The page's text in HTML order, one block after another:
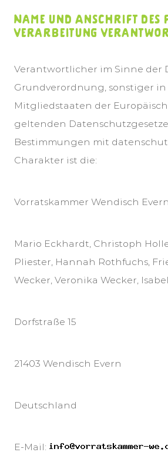
Name und Anschrift des
Verarbeitung
Verantwortlicher im Sinne der
Grundverordnung, sonstiger in
Mitgliedstaaten der
geltenden
Bestimmungen mit
Charakter ist die:
Vorratskammer Wendisch Evern
Mario Eckhardt, Christoph
Pliester, Hannah Rothfuchs,
Wecker, Veronika Wecker,
Dorfstraße 15
21403 Wendisch Evern
Deutschland
E-Mail: